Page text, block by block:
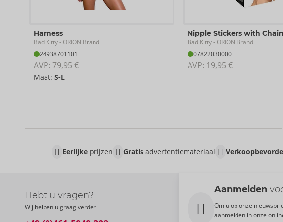
worden uitgevouwen voor een hangende presentatie.
Harness
Bad Kitty- ORION Brand
24938701101
AVP: 79,95 €
Maat: S-L
Nipple Stickers with Chain
Bad Kitty- ORION Brand
07822030000
AVP: 19,95 €
Eerlijkeprijzen Gratisadvertentiemateriaal
Hebt u vragen?
Wij helpen u graag verder
Aanmelden
Om u op onze
aanmelden in onze